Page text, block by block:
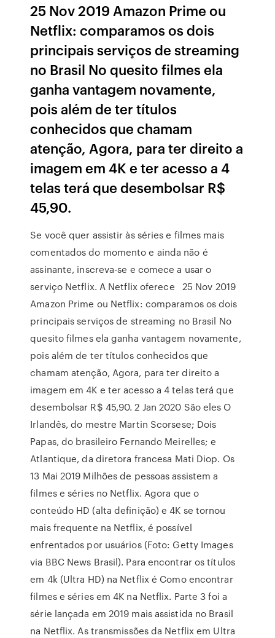
25 Nov 2019 Amazon Prime ou
Netflix: comparamos os dois
principais serviços de streaming
no Brasil No quesito filmes ela
ganha vantagem novamente,
pois além de ter títulos
conhecidos que chamam
atenção, Agora, para ter direito a
imagem em 4K e ter acesso a 4
telas terá que desembolsar R$
45,90.
Se você quer assistir às séries e filmes mais
comentados do momento e ainda não é
assinante, inscreva-se e comece a usar o
serviço Netflix. A Netflix oferece 25 Nov 2019
Amazon Prime ou Netflix: comparamos os dois
principais serviços de streaming no Brasil No
quesito filmes ela ganha vantagem novamente,
pois além de ter títulos conhecidos que
chamam atenção, Agora, para ter direito a
imagem em 4K e ter acesso a 4 telas terá que
desembolsar R$ 45,90. 2 Jan 2020 São eles O
Irlandês, do mestre Martin Scorsese; Dois
Papas, do brasileiro Fernando Meirelles; e
Atlantique, da diretora francesa Mati Diop. Os
13 Mai 2019 Milhões de pessoas assistem a
filmes e séries no Netflix. Agora que o
conteúdo HD (alta definição) e 4K se tornou
mais frequente na Netflix, é possível
enfrentados por usuários (Foto: Getty Images
via BBC News Brasil). Para encontrar os títulos
em 4k (Ultra HD) na Netflix é Como encontrar
filmes e séries em 4K na Netflix. Parte 3 foi a
série lançada em 2019 mais assistida no Brasil
na Netflix. As transmissões da Netflix em Ultra